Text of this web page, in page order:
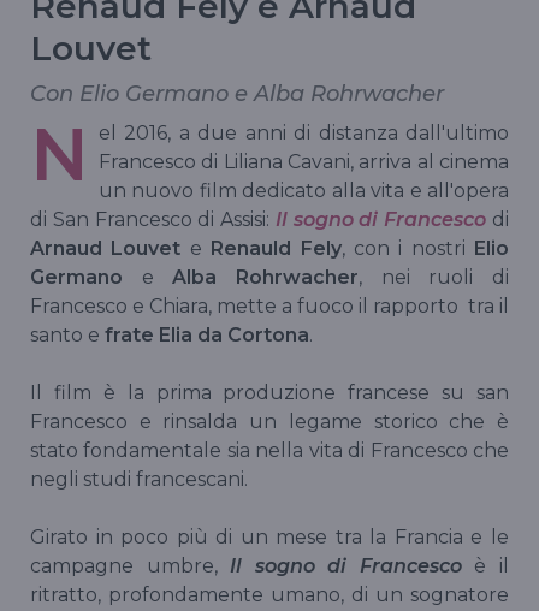
Louvet
Con Elio Germano e Alba Rohrwacher
N
el 2016, a due anni di distanza dall'ultimo
Francesco di Liliana Cavani, arriva al cinema
un nuovo film dedicato alla vita e all'opera
di San Francesco di Assisi: Il sogno di Francesco di
Arnaud Louvet e Renauld Fely, con i nostri Elio
Germano eAlba Rohrwacher, nei ruoli di
Francesco e Chiara, mette a fuoco il rapporto tra il
santo e frate Elia da Cortona.
Il film è la prima produzione francese su san
Francesco e rinsalda un legame storico che è
stato fondamentale sia nella vita di Francesco che
negli studi francescani.
Girato in poco più di un mese tra la Francia e le
campagne umbre, Il sogno di Francescoè il
ritratto, profondamente umano, di un sognatore